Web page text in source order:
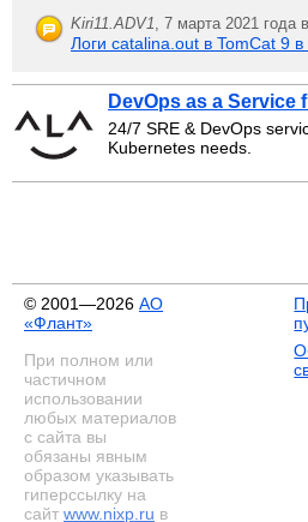
Kiri11.ADV1, 7 марта 2021 года
Логи catalina.out в TomCat 9
DevOps as a Service
24/7 SRE & DevOps
Kubernetes needs.
© 2001—2026 АО
«Флант»
При полном или
частичном
использовании
любых материалов
с сайта вы
обязаны явным
образом указывать
гиперссылку на
сайт www.nixp.ru в